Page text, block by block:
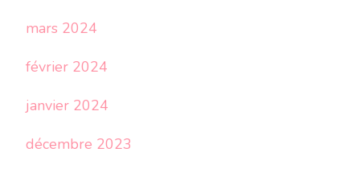
mars 2024
février 2024
janvier 2024
décembre 2023